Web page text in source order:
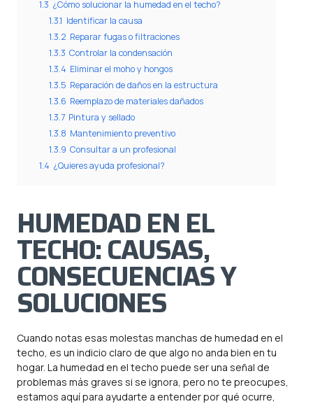
1.3 ¿Cómo solucionar la humedad en el techo?
1.3.1 Identificar la causa
1.3.2 Reparar fugas o filtraciones
1.3.3 Controlar la condensación
1.3.4 Eliminar el moho y hongos
1.3.5 Reparación de daños en la estructura
1.3.6 Reemplazo de materiales dañados
1.3.7 Pintura y sellado
1.3.8 Mantenimiento preventivo
1.3.9 Consultar a un profesional
1.4 ¿Quieres ayuda profesional?
HUMEDAD EN EL
TECHO: CAUSAS,
CONSECUENCIAS Y
SOLUCIONES
Cuando notas esas molestas manchas de humedad en el
techo, es un indicio claro de que algo no anda bien en tu
hogar. La humedad en el techo puede ser una señal de
problemas más graves si se ignora, pero no te preocupes,
estamos aquí para ayudarte a entender por qué ocurre,